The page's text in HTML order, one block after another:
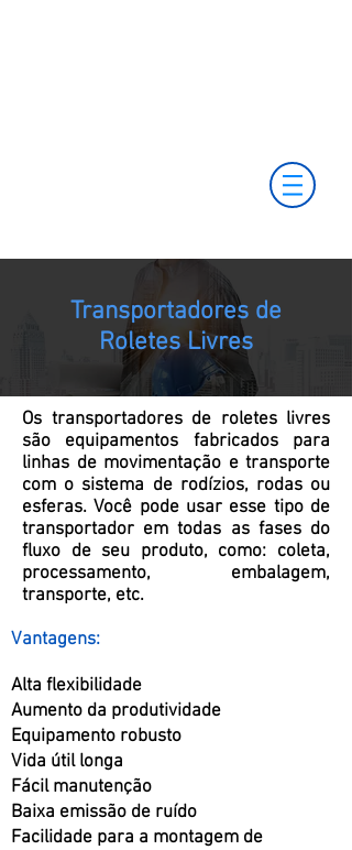
Transportadores de
Roletes Livres
Os transportadores de roletes livres
são equipamentos fabricados para
linhas de movimentação e transporte
com o sistema de rodízios, rodas ou
esferas. Você pode usar esse tipo de
transportador em todas as fases do
fluxo de seu produto, como: coleta,
processamento, embalagem,
transporte, etc.
Vantagens:
Alta flexibilidade
Aumento da produtividade
Equipamento robusto
Vida útil longa
Fácil manutenção
Baixa emissão de ruído
Facilidade para a montagem de